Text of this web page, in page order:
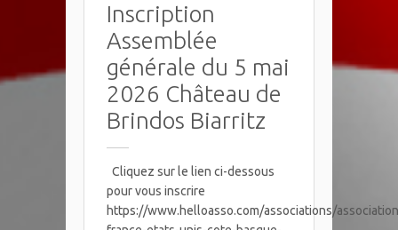
Inscription
Assemblée
générale du 5 mai
2026 Château de
Brindos Biarritz
Cliquez sur le lien ci-dessous
pour vous inscrire
https://www.helloasso.com/associations/